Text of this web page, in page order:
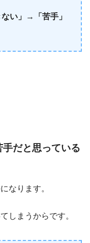
い」→「苦手」
だと思っている
なります。
しまうからです。